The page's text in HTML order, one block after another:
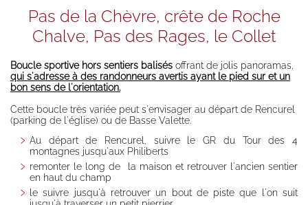
Services and
equipment
The gîte’s team
Prices, booking
Half board
Free
management
Availability
Booking
Access /
Pas de la Chèvre, crête de Roche
Chalve, Pas des Rages, le Collet
Boucle sportive hors sentiers balisés offrant de jolis panoramas,
qui s'adresse à des randonneurs avertis ayant le pied sur et un
bon sens de l'orientation.
Cette boucle très variée peut s'envisager au départ de Rencurel
(parking de l'église) ou de Basse Valette.
Au départ de Rencurel, suivre le GR du Tour des 4
montagnes jusqu'aux Philiberts
remonter le long de la maison et retrouver l'ancien sentier
en haut du champ
le suivre jusqu'à retrouver un bout de piste que l'on suit